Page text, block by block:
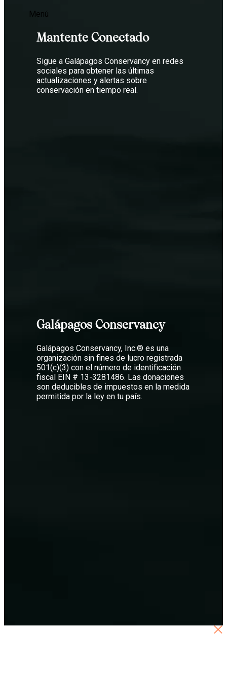
Menú
Mantente Conectado
Sigue a Galápagos Conservancy en redes
sociales para obtener las últimas
actualizaciones y alertas sobre
conservación en tiempo real.
Galápagos Conservancy
Galápagos Conservancy, Inc.® es una
organización sin fines de lucro registrada
501(c)(3) con el número de identificación
fiscal EIN # 13-3281486. Las donaciones
son deducibles de impuestos en la medida
permitida por la ley en tu país.